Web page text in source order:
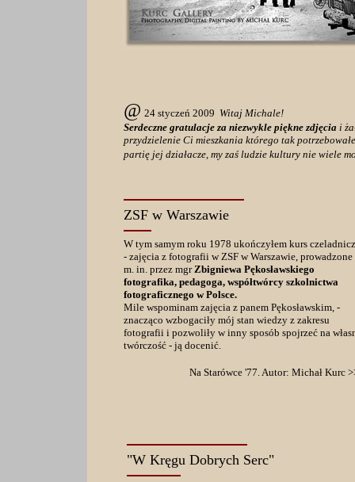
@ 24 styczeń 2009 Witaj Michale!
Serdeczne gratulacje za niezwykle piękne zdjęcia i
przydzielenie Ci mieszkania którego tak
partię jej działacze, my zaś ludzie kultury nie wiele
ZSF w Warszawie
W tym samym roku 1978 ukończyłem kurs
- zajęcia z fotografii w ZSF w Warszawie, prowadzone
m. in. przez mgrZbigniewa Pękosławskiego
fotografika, pedagoga, współtwórcy szkolnictwa
fotograficznego w Polsce.
Mile wspominam zajęcia z panem Pękosławskim, -
znacząco wzbogaciły mój stan wiedzy z zakresu
fotografii i pozwoliły w inny sposób spojrzeć na
twórczość - ją docenić.
Na Starówce '77. Autor: Michał Kurc
"W Kręgu Dobrych Serc"